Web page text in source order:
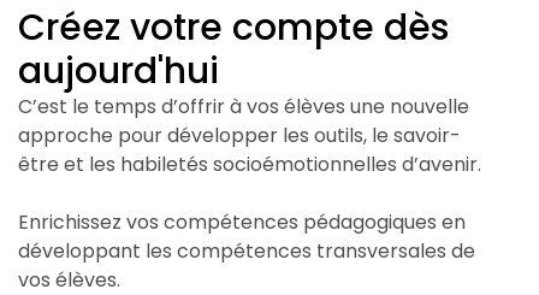
Créez votre compte dès
aujourd'hui
C’est le temps d’offrir à vos élèves une nouvelle
approche pour développer les outils, le savoir-
être et les habiletés socioémotionnelles d’avenir.
Enrichissez vos compétences pédagogiques en
développant les compétences transversales de
vos élèves.